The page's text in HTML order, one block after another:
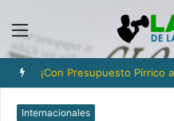
Menú
Internacionales